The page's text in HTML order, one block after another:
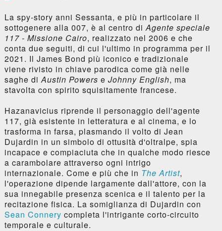
La spy-story anni Sessanta, e più in particolare il
sottogenere alla 007, è al centro diAgente speciale
117 - Missione Cairo, realizzato nel 2006 e che
conta due seguiti, di cui l'ultimo in programma per il
2021. Il James Bond più iconico e tradizionale
viene rivisto in chiave parodica come già nelle
saghe diAustin Powers e Johnny English, ma
stavolta con spirito squisitamente francese.
Hazanavicius riprende il personaggio dell'agente
117, già esistente in letteratura e al cinema, e lo
trasforma in farsa, plasmando il volto di Jean
Dujardin in un simbolo di ottusità d'oltralpe, spia
incapace e compiaciuta che in qualche modo riesce
a carambolare attraverso ogni intrigo
internazionale. Come e più che in The Artist,
l'operazione dipende largamente dall'attore, con la
sua innegabile presenza scenica e il talento per la
recitazione fisica. La somiglianza di Dujardin con
Sean Connery completa l'intrigante corto-circuito
temporale e culturale.